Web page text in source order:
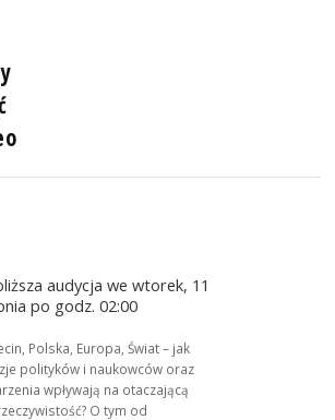
audycja we wtorek, 11
po godz. 02:00
Polska, Europa, Świat – jak
polityków i naukowców oraz
wpływają na otaczającą
O tym od